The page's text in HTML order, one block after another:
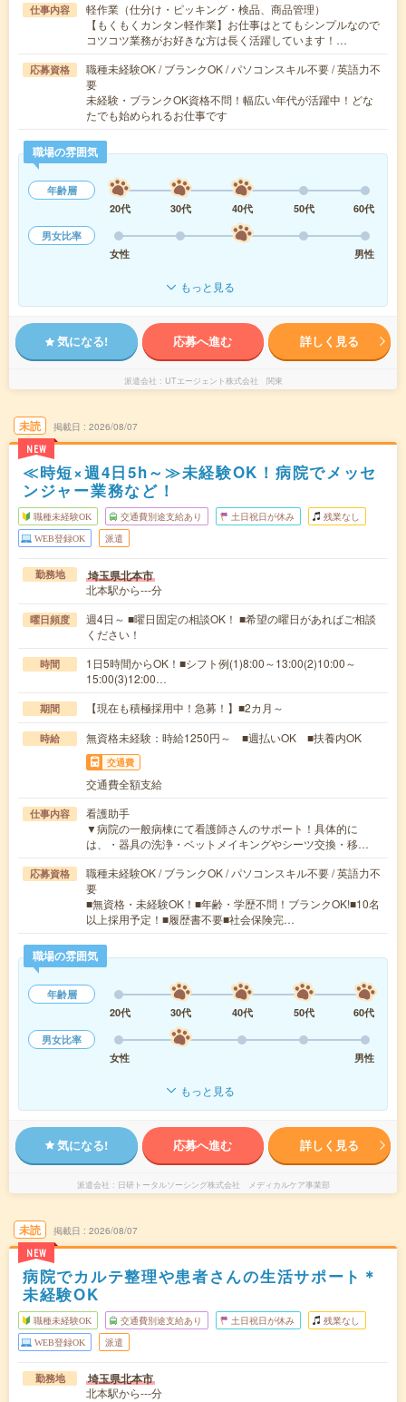
仕事内容
軽作業（仕分け・ピッキング・検品、商品管理）
【もくもくカンタン軽作業】お仕事はとてもシンプルなので
コツコツ業務がお好きな方は長く活躍しています！…
応募資格
職種未経験OK / ブランクOK / パソコンスキル不要 / 英語力不
要
未経験・ブランクOK資格不問！幅広い年代が活躍中！どな
たでも始められるお仕事です
職場の雰囲気
年齢層
20代
30代 40代 50代
60代
男女比率
女性
男性
もっと見る
気になる! 応募へ進む 詳しく見る
派遣会社 UTエージェント株式会社 関東
未読
NEW
掲載日 2026/08/07
≪時短×週4日5h～≫未経験OK！病院でメッセ
ンジャー業務など！
職種未経験OK 交通費別途支給あり 土日祝日が休み 残業なし
WEB登録OK 派遣
勤務地 埼玉県北本市
北本駅から---分
曜日頻度
週4日～ ■曜日固定の相談OK！ ■希望の曜日があればご相談
ください！
時間
1日5時間からOK！■シフト例(1)8:00～13:00(2)10:00～
15:00(3)12:00…
期間 【現在も積極採用中！急募！】■2カ月～
時給 無資格未経験：時給1250円～ ■週払いOK ■扶養内OK
交通費
交通費全額支給
仕事内容
看護助手
▼病院の一般病棟にて看護師さんのサポート！具体的に
は、・器具の洗浄・ベットメイキングやシーツ交換・移…
応募資格
職種未経験OK / ブランクOK / パソコンスキル不要 / 英語力不
要
■無資格・未経験OK！■年齢・学歴不問！ブランクOK!■10名
以上採用予定！■履歴書不要■社会保険完…
職場の雰囲気
年齢層
20代
30代 40代 50代
60代
男女比率
女性
男性
もっと見る
気になる! 応募へ進む 詳しく見る
派遣会社 日研トータルソーシング株式会社 メディカルケア事業部
未読
NEW
掲載日 2026/08/07
病院でカルテ整理や患者さんの生活サポート＊
未経験OK
職種未経験OK 交通費別途支給あり 土日祝日が休み 残業なし
WEB登録OK 派遣
勤務地 埼玉県北本市
北本駅から---分